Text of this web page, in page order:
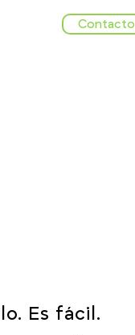
Contacto
Es fácil.